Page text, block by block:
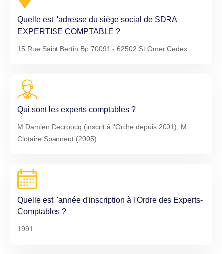
Quelle est l'adresse du siège social de SDRA
EXPERTISE COMPTABLE ?
15 Rue Saint Bertin Bp 70091 - 62502 St Omer Cedex
Qui sont les experts comptables ?
M Damien Decroocq (inscrit à l'Ordre depuis 2001), M
Clotaire Spanneut (2005)
Quelle est l'année d'inscription à l'Ordre des Experts-
Comptables ?
1991